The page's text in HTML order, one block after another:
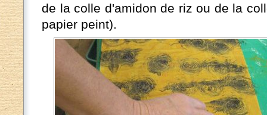
de la colle d'amidon de riz ou de la
papier peint).